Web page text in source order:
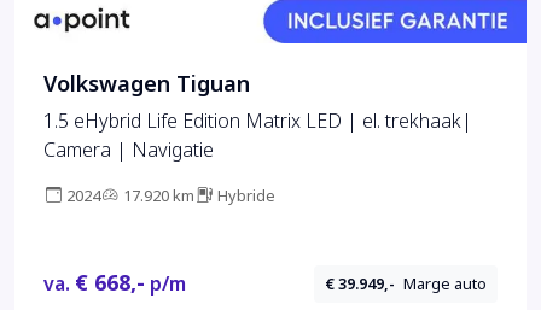
Volkswagen Tiguan
1.5 eHybrid Life Edition Matrix LED | el. trekhaak|
Camera | Navigatie
2024 17.920 km Hybride
va. € 668,- p/m € 39.949,- Marge auto